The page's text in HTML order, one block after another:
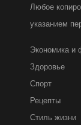
Любое
указанием
Экономика и
Здоровье
Спорт
Рецепты
Стиль жизни